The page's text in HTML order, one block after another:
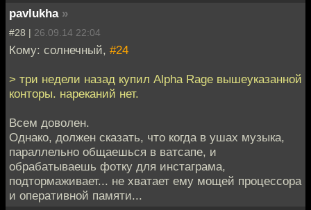
pavlukha »
#28 | 26.09.14 22:04
Кому: солнечный, #24
> три недели назад купил Alpha Rage вышеуказанной
конторы. нареканий нет.
Всем доволен.
Однако, должен сказать, что когда в ушах музыка,
параллельно общаешься в ватсапе, и
обрабатываешь фотку для инстаграма,
подтормаживает... не хватает ему мощей процессора
и оперативной памяти...